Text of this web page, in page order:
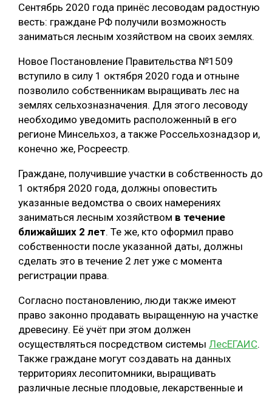
Сентябрь 2020 года принёс лесоводам радостную
весть: граждане РФ получили возможность
заниматься лесным хозяйством на своих землях.
Новое Постановление Правительства №1509
вступило в силу 1 октября 2020 года и отныне
позволило собственникам выращивать лес на
землях сельхозназначения. Для этого лесоводу
необходимо уведомить расположенный в его
регионе Минсельхоз, а также Россельхознадзор и,
конечно же, Росреестр.
Граждане, получившие участки в собственность до
1 октября 2020 года, должны оповестить
указанные ведомства о своих намерениях
заниматься лесным хозяйством в течение
ближайших 2 лет. Те же, кто оформил право
собственности после указанной даты, должны
сделать это в течение 2 лет уже с момента
регистрации права.
Согласно постановлению, люди также имеют
право законно продавать выращенную на участке
древесину. Её учёт при этом должен
осуществляться посредством системы ЛесЕГАИС.
Также граждане могут создавать на данных
территориях лесопитомники, выращивать
различные лесные плодовые, лекарственные и